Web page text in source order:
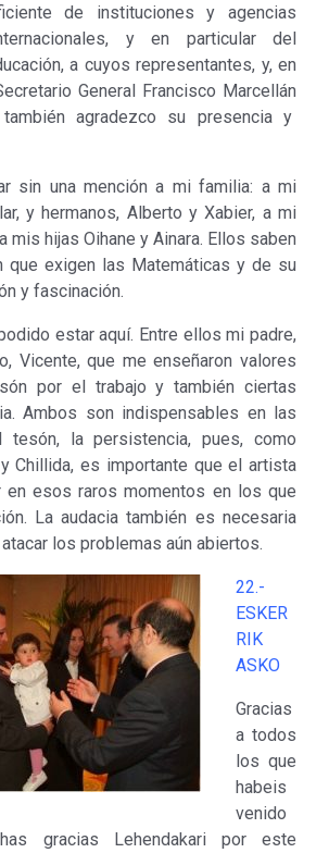
de instituciones y agencias
y en particular del
a cuyos representantes, y, en
General Francisco Marcellán
también agradezco su presencia y
sin una mención a mi familia: a mi
y hermanos, Alberto y Xabier, a mi
mis hijas Oihane y Ainara. Ellos saben
que exigen las Matemáticas y de su
y fascinación.
estar aquí. Entre ellos mi padre,
Vicente, que me enseñaron valores
por el trabajo y también ciertas
Ambos son indispensables en las
tesón, la persistencia, pues, como
Chillida, es importante que el artista
esos raros momentos en los que
La audacia también es necesaria
los problemas aún abiertos.
22.-
ESKER
RIK
ASKO
Gracias
a todos
los que
habeis
venido
gracias Lehendakari por este